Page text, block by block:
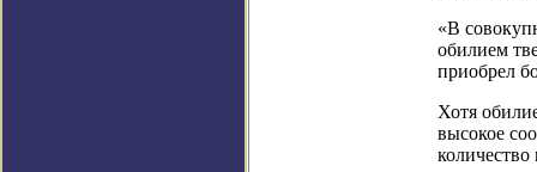
«В
обилием
приобрел
Хотя
высокое